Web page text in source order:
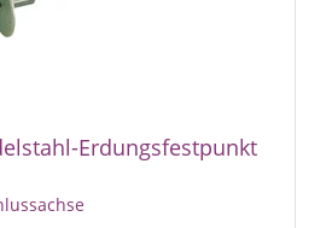
Erdungsfestpunkt